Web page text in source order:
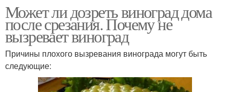
Может ли дозреть виноград дома
после срезания. Почему не
вызревает виноград
Причины плохого вызревания винограда могут быть
следующие: